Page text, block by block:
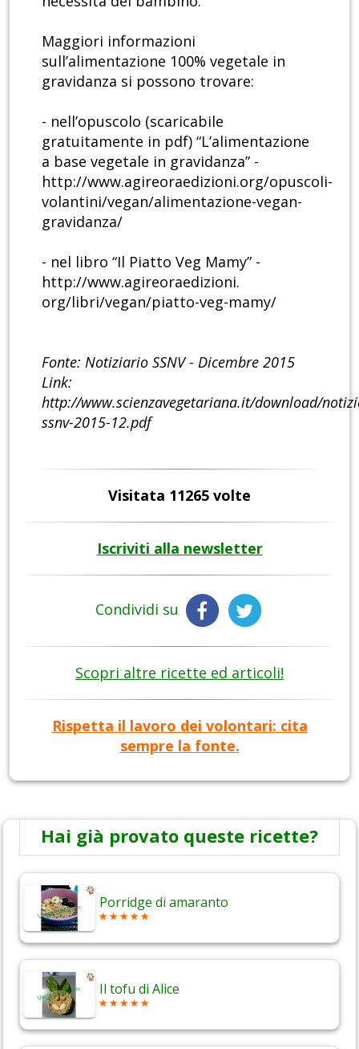
Maggiori informazioni
sull’alimentazione 100% vegetale in
gravidanza si possono trovare:
- nell’opuscolo (scaricabile
gratuitamente in pdf) “L’alimentazione
a base vegetale in gravidanza” -
http://www.agireoraedizioni.org/opuscoli-
volantini/vegan/alimentazione-vegan-
gravidanza/
- nel libro “Il Piatto Veg Mamy” -
http://www.agireoraedizioni.
org/libri/vegan/piatto-veg-mamy/
Fonte: Notiziario SSNV - Dicembre 2015
Link:
http://www.scienzavegetariana.it/download/
ssnv-2015-12.pdf
Visitata 11265 volte
Iscriviti alla newsletter
Condividi su
Scopri altre ricette ed articoli!
Rispetta il lavoro dei volontari: cita
sempre la fonte.
Hai già provato queste ricette?
Porridge di amaranto
Il tofu di Alice